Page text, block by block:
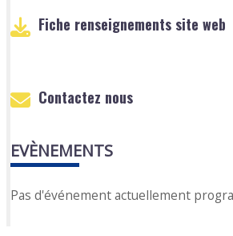
Fiche renseignements site web
Contactez nous
EVÈNEMENTS
Pas d'événement actuellement